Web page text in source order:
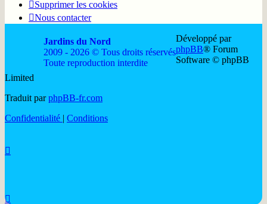
Supprimer les cookies
Nous contacter
Jardins du Nord
2009 - 2026 © Tous droits réservés
Toute reproduction interdite
Développé par
phpBB® Forum
Software © phpBB
Limited
Traduit parphpBB-fr.com
Confidentialité | Conditions